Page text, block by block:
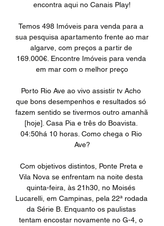
encontra aqui no Canais Play!
Temos 498 Imóveis para venda para a
sua pesquisa apartamento frente ao mar
algarve, com preços a partir de
169.000€. Encontre Imóveis para venda
em mar com o melhor preço
Porto Rio Ave ao vivo assistir tv Acho
que bons desempenhos e resultados só
fazem sentido se tivermos outro amanhã
[hoje]. Casa Pia e três do Boavista.
04:50há 10 horas. Como chega o Rio
Ave?
Com objetivos distintos, Ponte Preta e
Vila Nova se enfrentam na noite desta
quinta-feira, às 21h30, no Moisés
Lucarelli, em Campinas, pela 22ª rodada
da Série B. Enquanto os paulistas
tentam encostar novamente no G-4, o